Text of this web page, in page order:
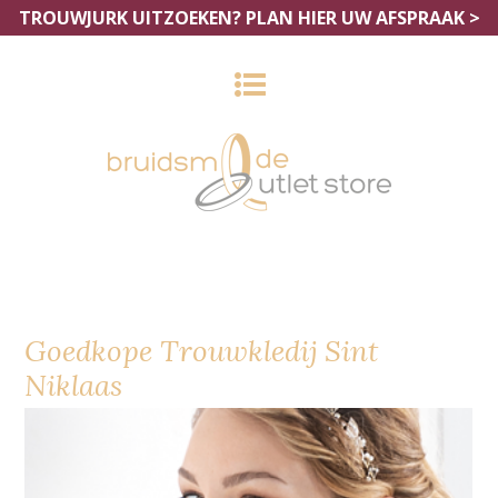
TROUWJURK UITZOEKEN? PLAN HIER UW AFSPRAAK >
Goedkope Trouwkledij Sint
Niklaas